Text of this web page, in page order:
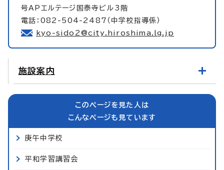
号APエルテージ国泰寺ビル3階
電話：082-504-2487（中学校指導係）
kyo-sido2@city.hiroshima.lg.jp
施設案内
このページを見た人は
こんなページも見ています
庚午中学校
平和学習講習会